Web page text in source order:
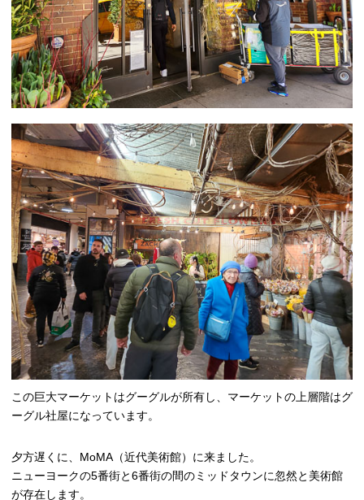
この巨大マーケットはグーグルが所有し、マーケットの上層階はグ
ーグル社屋になっています。
夕方遅くに、MoMA（近代美術館）に来ました。
ニューヨークの5番街と6番街の間のミッドタウンに忽然と美術館
が存在します。